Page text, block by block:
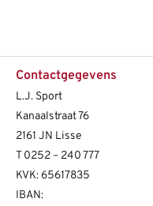
Contactgegevens
L.J. Sport
Kanaalstraat 76
2161 JN Lisse
T 0252 – 240 777
KVK: 65617835
IBAN: